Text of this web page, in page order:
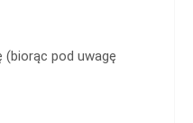
(biorąc pod uwagę